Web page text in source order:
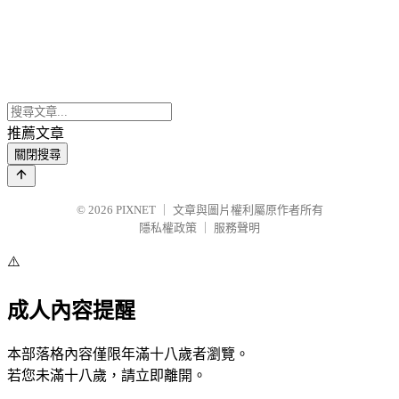
推薦文章
關閉搜尋
© 2026 PIXNET
文章與圖片權利屬原作者所有
隱私權政策
服務聲明
⚠️
成人內容提醒
本部落格內容僅限年滿十八歲者瀏覽。
若您未滿十八歲，請立即離開。